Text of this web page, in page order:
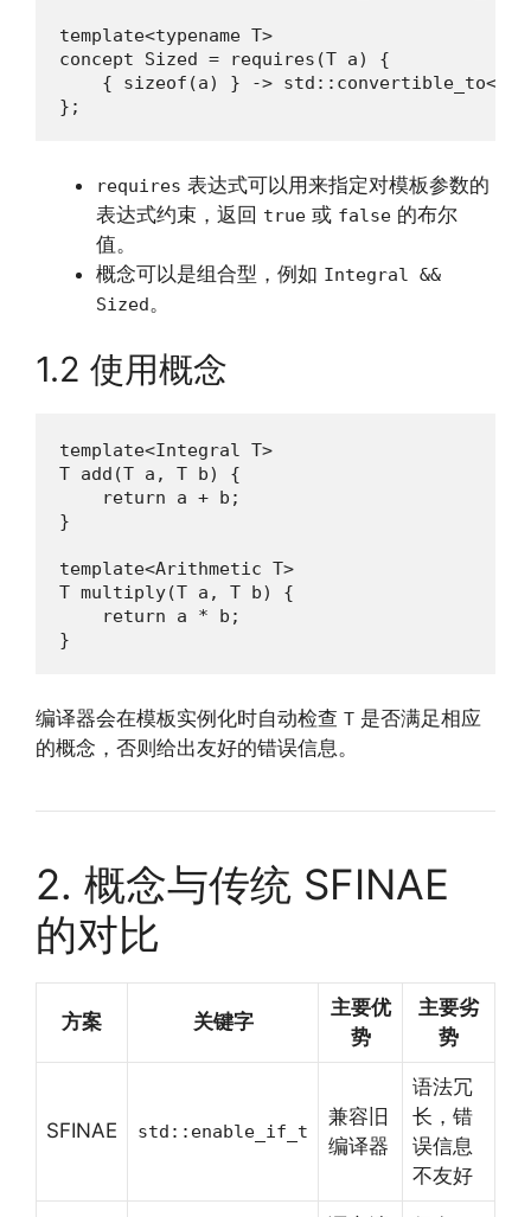
template<typename T>
concept Sized = requires(T a) {
{ sizeof(a) } ->
};
requires 表达式可以用来指定对模板参数的
表达式约束，返回 true 或 false 的布尔
值。
概念可以是组合型，例如 Integral &&
Sized。
1.2 使用概念
template<Integral T>
T add(T a, T b) {
    return a + b;
}
template<Arithmetic T>
T multiply(T a, T b) {
    return a * b;
}
编译器会在模板实例化时自动检查 T 是否满足相应
的概念，否则给出友好的错误信息。
2. 概念与传统 SFINAE
的对比
方案 关键字
主要优
势
主要劣
势
SFINAE std::enable_if_t
兼容旧
编译器
语法冗
长，错
误信息
不友好